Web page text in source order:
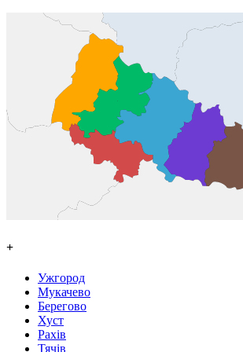
+
Ужгород
Мукачево
Берегово
Хуст
Рахів
Тячів